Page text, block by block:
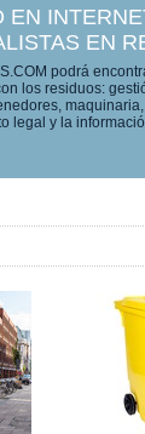
EN
EN
podrá
los residuos:
legal y la